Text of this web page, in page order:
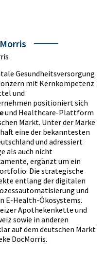
Gesundheitsversorgung
mit Kernkompetenz
und
positioniert sich
und Healthcare-Plattform
Markt. Unter der Marke
eine der bekanntesten
und adressiert
als auch nicht
ergänzt um ein
Die strategische
entlang der digitalen
und
E-Health-Ökosystems.
Apothekenkette und
sowie in anderen
auf dem deutschen Markt
DocMorris.